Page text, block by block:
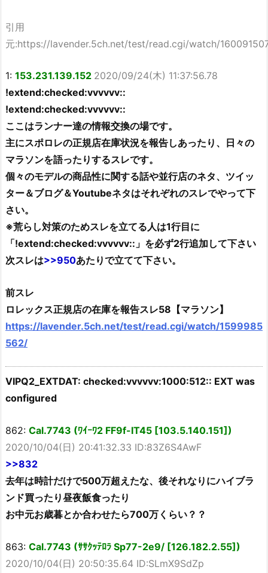
引用
元:https://lavender.5ch.net/test/read.cgi/watch/
1: 153.231.139.152 2020/09/24(木) 11:37:56.78
!extend:checked:vvvvvv::
!extend:checked:vvvvvv::
ここはランナー達の情報交換の場です。
主にスポロレの正規店在庫状況を報告しあったり、日々の
マラソンを語ったりするスレです。
個々のモデルの商品性に関する話や並行店のネタ、ツイッ
ター＆ブログ＆Youtubeネタはそれぞれのスレでやって下
さい。
※荒らし対策のためスレを立てる人は1行目に
「!extend:checked:vvvvvv::」を必ず2行追加して下さい
次スレは>>950あたりで立てて下さい。
前スレ
ロレックス正規店の在庫を報告スレ58【マラソン】
https://lavender.5ch.net/test/read.cgi/watch/1599985
562/
VIPQ2_EXTDAT: checked:vvvvvv:1000:512:: EXT was
configured
862: Cal.7743 (ﾜｲｰﾜ2 FF9f-IT45 [103.5.140.151])
2020/10/04(日) 20:41:32.33 ID:83Z6S4AwF
>>832
去年は時計だけで500万超えたな、後それなりにハイブラ
ンド買ったり昼夜飯食ったり
お中元お歳暮とか合わせたら700万くらい？？
863: Cal.7743 (ｻｻｸｯﾃﾛﾗ Sp77-2e9/ [126.182.2.55])
2020/10/04(日) 20:50:35.64 ID:SLmX9SdZp